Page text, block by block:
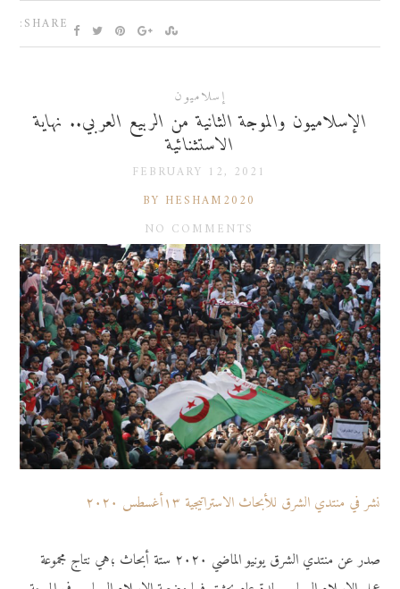
SHARE:
إسلاميون
الإسلاميون والموجة الثانية من الربيع العربي.. نهاية
الاستثنائية
FEBRUARY 12, 2021
BY HESHAM2020
NO COMMENTS
نشر في منتدي الشرق للأبحاث الاستراتيجية ١٣أغسطس ٢٠٢٠
صدر عن منتدي الشرق يونيو الماضي ٢٠٢٠ ستة أبحاث ؛هي نتاج مجموعة